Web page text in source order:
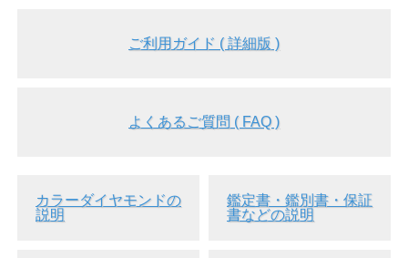
ご利用ガイド ( 詳細版 )
よくあるご質問 ( FAQ )
カラーダイヤモンドの
説明
鑑定書・鑑別書・保証
書などの説明